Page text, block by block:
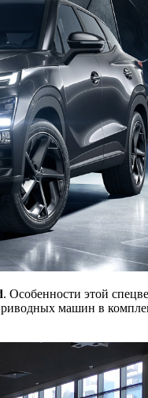
. Особенности этой
машин в